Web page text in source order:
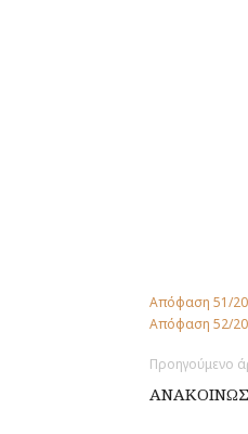
Απόφαση 51/
Απόφαση 52/
Προηγούμενο